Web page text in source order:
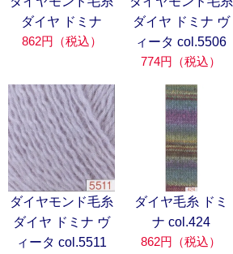
ダイヤ ドミナ
862円（税込）
ダイヤ ドミナ ヴ
ィータ col.5506
774円（税込）
ダイヤモンド毛糸
ダイヤ ドミナ ヴ
ィータ col.5511
ダイヤ毛糸 ドミ
ナ col.424
862円（税込）